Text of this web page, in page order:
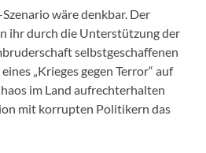
wäre denkbar. Der
ihr durch die Unterstützung der
selbstgeschaffenen
„Krieges gegen Terror“ auf
im Land aufrechterhalten
mit korrupten Politikern das